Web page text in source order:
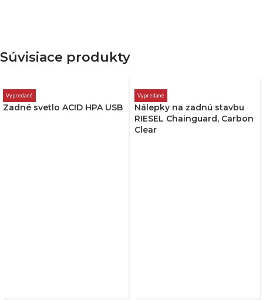
Súvisiace produkty
Vypredané
Zadné svetlo ACID HPA USB
Vypredané
Nálepky na zadnú stavbu
RIESEL Chainguard, Carbon
Clear